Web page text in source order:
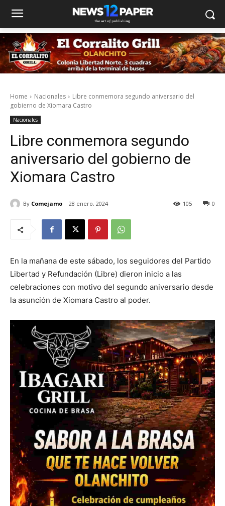
Home Nacionales
Libre conmemora segundo aniversario del
gobierno de Xiomara Castro
Nacionales
Libre conmemora segundo
aniversario del gobierno de
Xiomara Castro
By Comejamo 28 enero, 2024 0
105
En la mañana de este sábado, los seguidores del Partido
Libertad y Refundación (Libre) dieron inicio a las
celebraciones con motivo del segundo aniversario desde
la asunción de Xiomara Castro al poder.